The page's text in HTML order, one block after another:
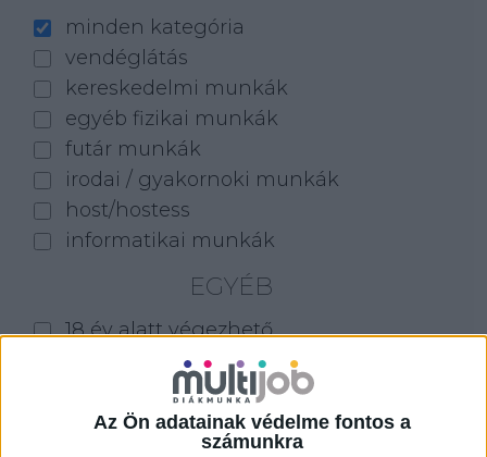
Az Ön adatainak védelme fontos a
számunkra
minden kategória
vendéglátás
kereskedelmi munkák
egyéb fizikai munkák
futár munkák
irodai / gyakornoki munkák
host/hostess
informatikai munkák
EGYÉB
18 év alatt végezhető
for foreigners (külföldieknek)
homeoffice
Szűrés